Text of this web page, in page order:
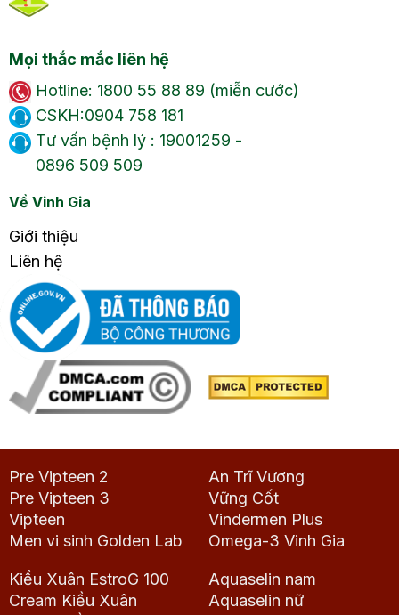
Mọi thắc mắc liên hệ
Hotline: 1800 55 88 89 (miễn cước)
CSKH:0904 758 181
Tư vấn bệnh lý : 19001259 -
0896 509 509
Về Vinh Gia
Giới thiệu
Liên hệ
Pre Vipteen 2
Pre Vipteen 3
Vipteen
Men vi sinh Golden Lab
An Trĩ Vương
Vững Cốt
Vindermen Plus
Omega-3 Vinh Gia
Kiều Xuân EstroG 100
Cream Kiều Xuân
Aquaselin nam
Aquaselin nữ